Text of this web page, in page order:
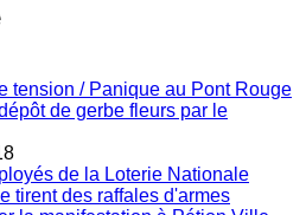
tension / Panique au Pont Rouge
de gerbe fleurs par le
de la Loterie Nationale
tirent des raffales d'armes